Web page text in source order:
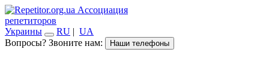
Ассоциация
репетиторов
Украины
RU | UA
Вопросы? Звоните нам:
Наши телефоны